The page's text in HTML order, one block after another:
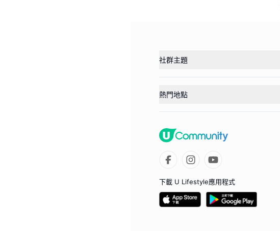
社群主題
熱門地點
下載 U Lifestyle應用程式